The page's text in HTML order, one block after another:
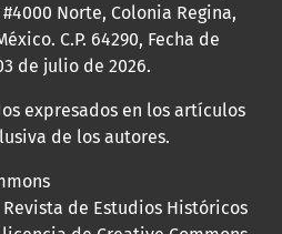
Norte, Colonia Regina,
C.P. 64290, Fecha de
de julio de 2026.
expresados en los artículos
de los autores.
de Estudios Históricos